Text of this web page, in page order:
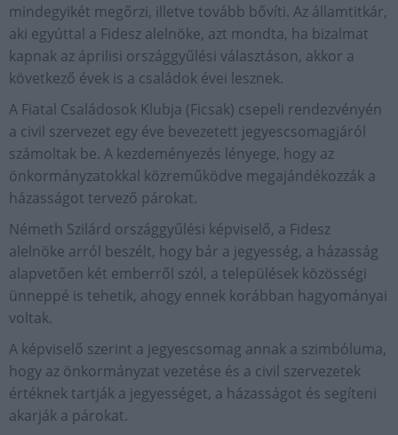
mindegyikét megőrzi, illetve tovább bővíti. Az államtitkár,
aki egyúttal a Fidesz alelnöke, azt mondta, ha bizalmat
kapnak az áprilisi országgyűlési választáson, akkor a
következő évek is a családok évei lesznek.
A Fiatal Családosok Klubja (Ficsak) csepeli rendezvényén
a civil szervezet egy éve bevezetett jegyescsomagjáról
számoltak be. A kezdeményezés lényege, hogy az
önkormányzatokkal közreműködve megajándékozzák a
házasságot tervező párokat.
Németh Szilárd országgyűlési képviselő, a Fidesz
alelnöke arról beszélt, hogy bár a jegyesség, a házasság
alapvetően két emberről szól, a települések közösségi
ünneppé is tehetik, ahogy ennek korábban hagyományai
voltak.
A képviselő szerint a jegyescsomag annak a szimbóluma,
hogy az önkormányzat vezetése és a civil szervezetek
értéknek tartják a jegyességet, a házasságot és segíteni
akarják a párokat.